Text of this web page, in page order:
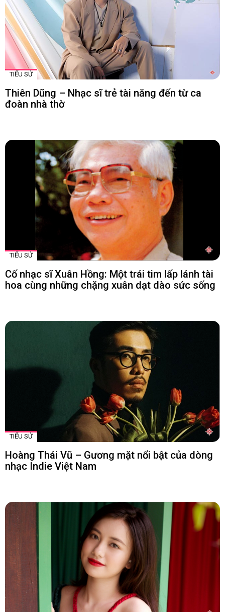
TIỂU SỬ
Thiên Dũng – Nhạc sĩ trẻ tài năng đến từ ca
đoàn nhà thờ
TIỂU SỬ
Cố nhạc sĩ Xuân Hồng: Một trái tim lấp lánh tài
hoa cùng những chặng xuân dạt dào sức sống
TIỂU SỬ
Hoàng Thái Vũ – Gương mặt nổi bật của dòng
nhạc Indie Việt Nam